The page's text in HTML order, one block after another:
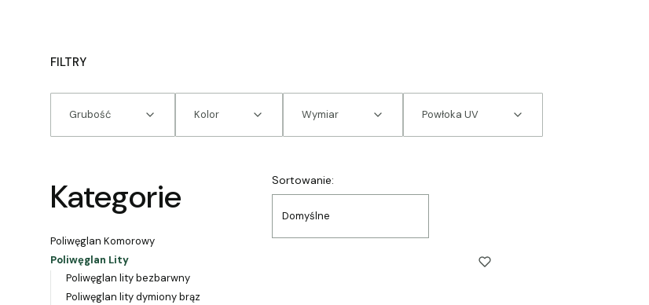
FILTRY
Grubość Kolor Wymiar Powłoka UV
Kategorie
Poliwęglan Komorowy
Poliwęglan Lity
Poliwęglan lity bezbarwny
Poliwęglan lity dymiony brąz
Lista produktów
Sortowanie:
Domyślne